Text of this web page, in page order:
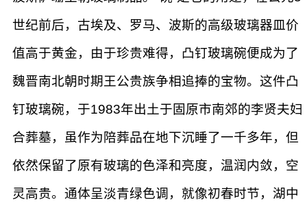
世纪前后，古埃及、罗马、波斯的高级玻璃器皿价
值高于黄金，由于珍贵难得，凸钉玻璃碗便成为了
魏晋南北朝时期王公贵族争相追捧的宝物。这件凸
钉玻璃碗，于1983年出土于固原市南郊的李贤夫妇
合葬墓，虽作为陪葬品在地下沉睡了一千多年，但
依然保留了原有玻璃的色泽和亮度，温润内敛，空
灵高贵。通体呈淡青绿色调，就像初春时节，湖中